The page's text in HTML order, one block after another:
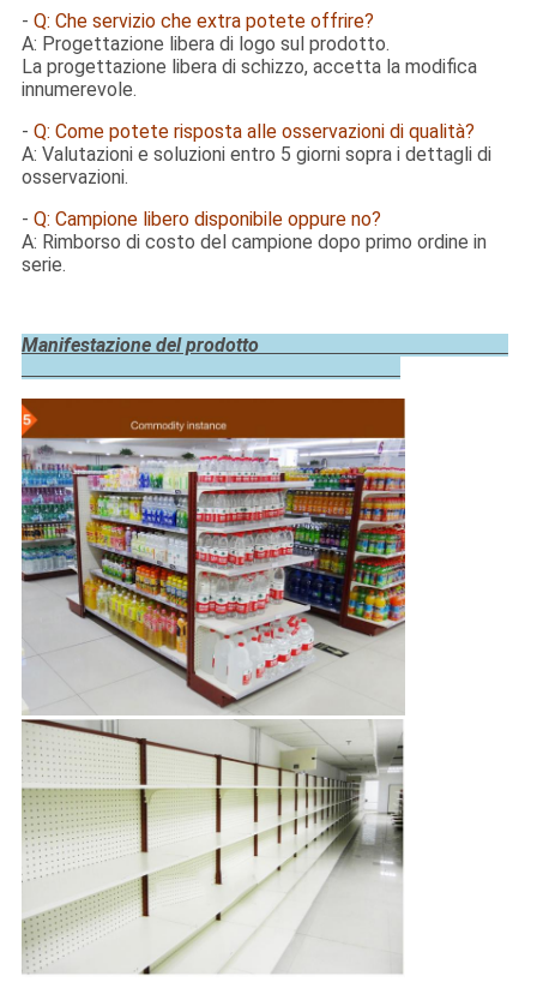
- Q: Che servizio che extra potete offrire?
A: Progettazione libera di logo sul prodotto.
La progettazione libera di schizzo, accetta la modifica
innumerevole.
- Q: Come potete risposta alle osservazioni di qualità?
A: Valutazioni e soluzioni entro 5 giorni sopra i dettagli di
osservazioni.
- Q: Campione libero disponibile oppure no?
A: Rimborso di costo del campione dopo primo ordine in
serie.
Manifestazione del prodotto